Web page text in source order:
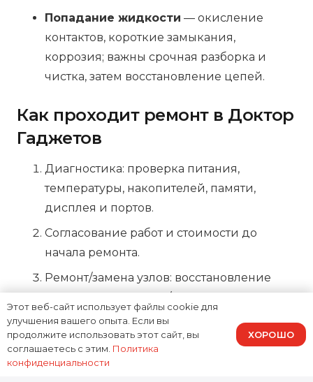
Попадание жидкости — окисление
контактов, короткие замыкания,
коррозия; важны срочная разборка и
чистка, затем восстановление цепей.
Как проходит ремонт в Доктор
Гаджетов
Диагностика: проверка питания,
температуры, накопителей, памяти,
дисплея и портов.
Согласование работ и стоимости до
начала ремонта.
Ремонт/замена узлов: восстановление
питания, замена SSD/HDD, чистка и
обслуживание охлаждения, ремонт
разъемов, замена матрицы и шлейфов.
Тестирование под нагрузкой и
Этот веб-сайт использует файлы cookie для
улучшения вашего опыта. Если вы
продолжите использовать этот сайт, вы
соглашаетесь с этим. Политика
конфиденциальности
ХОРОШО